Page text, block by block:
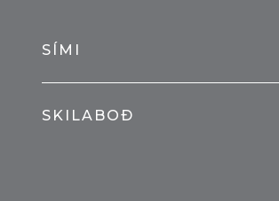
SÍMI
SKILABOÐ